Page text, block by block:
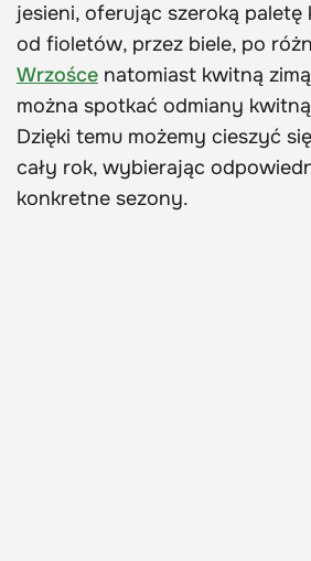
jesieni, oferując szeroką
od fioletów, przez biele, po
Wrzośce natomiast kwitną
można spotkać odmiany
Dzięki temu możemy cieszyć
cały rok, wybierając
konkretne sezony.